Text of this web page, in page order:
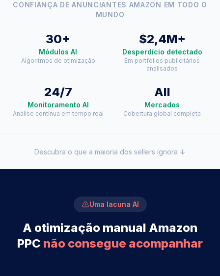
CONFIANÇA DE ANUNCIANTES AMAZON EM TODO O
MUNDO
30+
Módulos AI
Algoritmos de otimização
$2,4M+
Desperdício detectado
Em portfólios publicitários
analisados
24/7
Monitoramento AI
Análise contínua em tempo real
All
Mercados
Cobertura global completa
Descubra o que a maioria dos sellers ignora ↓
Uma lacuna AI
A otimização manual Amazon
PPC não consegue acompanhar